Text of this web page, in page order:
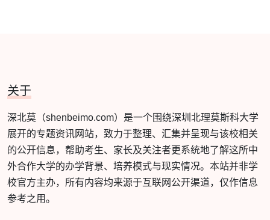
关于
深北莫（shenbeimo.com）是一个围绕深圳北理莫斯科大学
展开的专题资讯网站，致力于整理、汇集并呈现与该校相关
的公开信息，帮助考生、家长及关注者更系统地了解这所中
外合作大学的办学背景、培养模式与现实情况。本站并非学
校官方主办，所有内容均来源于互联网公开渠道，仅作信息
参考之用。